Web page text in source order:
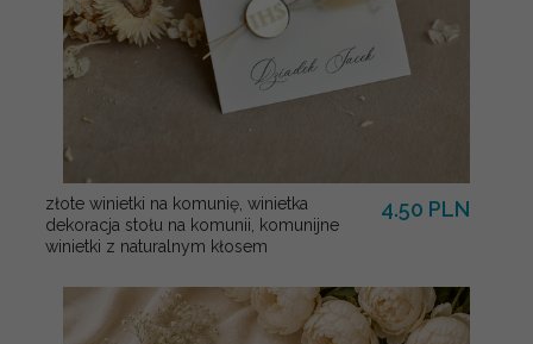
złote winietki na komunię, winietka
dekoracja stołu na komunii, komunijne
winietki z naturalnym kłosem
4.50 PLN